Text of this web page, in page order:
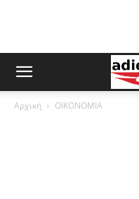
Αρχική ΟΙΚΟΝΟΜΙΑ